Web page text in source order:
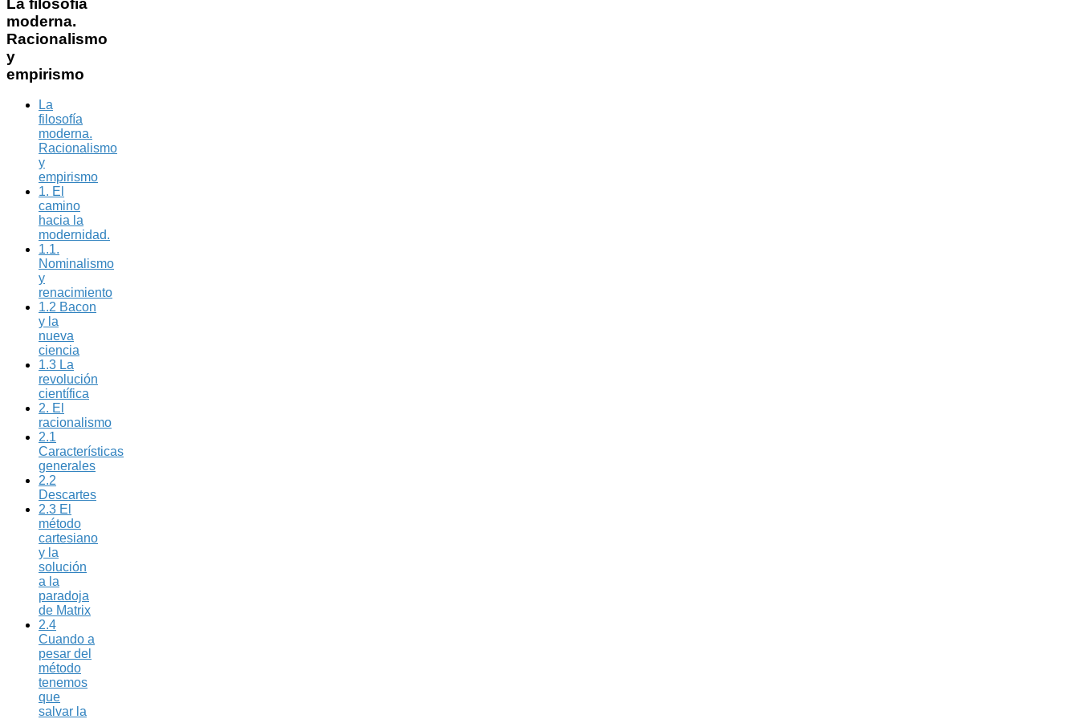
moderna.
Racionalismo
y
empirismo
La
filosofía
moderna.
Racionalismo
y
empirismo
1. El
camino
hacia la
modernidad.
1.1.
Nominalismo
y
renacimiento
1.2 Bacon
y la
nueva
ciencia
1.3 La
revolución
científica
2. El
racionalismo
2.1
Características
generales
2.2
Descartes
2.3 El
método
cartesiano
y la
solución
a la
paradoja
de Matrix
2.4
Cuando a
pesar del
método
tenemos
que
salvar la